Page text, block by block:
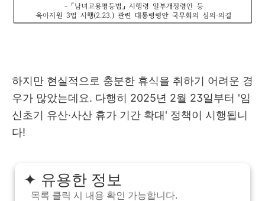
하지만 현실적으로 충분한 휴식을 취하기 어려운 경
우가 많았는데요. 다행히 2025년 2월 23일부터 '임
신초기 유산·사산 휴가 기간 확대' 정책이 시행됩니
다!
✦ 유용한 정보
목록 클릭 시 내용 확인 가능합니다.